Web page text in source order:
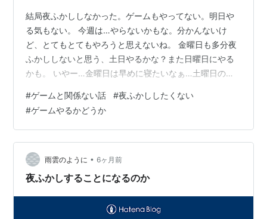
結局夜ふかししなかった。ゲームもやってない。明日や
る気もない。 今週は…やらないかもな。分かんないけ
ど、とてもとてもやろうと思えないね。 金曜日も多分夜
ふかししないと思う、土日やるかな？また日曜日にやる
かも。 いやー…金曜日は早めに寝たいなぁ…土曜日の日
て、金曜日にネットで買い物しそうで、もしそうなった
ら土日にずーっと寝てられないな。多分何か買うかな
と。ゲームと関係ない話です。ただ、夜ふかししない理
由として。 まぁ日中だろうが深夜だろうがゲームやれれ
ばいいかな。本当に予定なので実際どうなるか分から
ん。
#ゲームと関係ない話 #夜ふかししたくない
#ゲームやるかどうか
雨雲のように • 6ヶ月前
夜ふかしすることになるのか